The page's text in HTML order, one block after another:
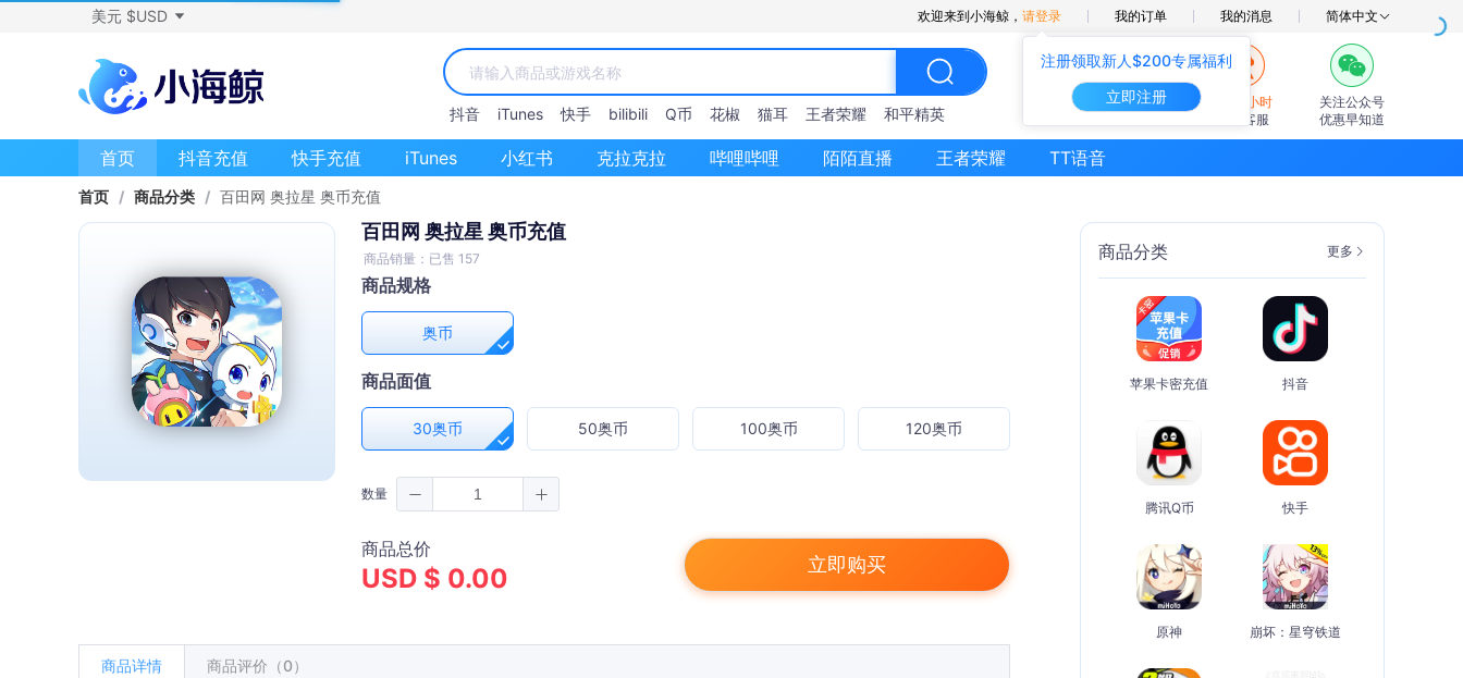
注册领取新人$200专属福利
立即注册
美元 $USD 欢迎来到小海鲸， 请登录 我的订单 我的消息 简体中文
抖音 iTunes 快手 bilibili Q币 花椒 猫耳 王者荣耀 和平精英
7×24小时
在线客服
关注公众号
优惠早知道
首页 抖音充值 快手充值 iTunes 小红书 克拉克拉 哔哩哔哩 陌陌直播 王者荣耀 TT语音
首页 / 商品分类 / 百田网 奥拉星 奥币充值
百田网 奥拉星 奥币充值
商品销量：已售 157
商品规格
奥币
商品面值
30奥币 50奥币 100奥币 120奥币
数量
商品总价
USD $ 0.00 立即购买
商品详情 商品评价（0）
商品分类 更多
苹果卡密充值 抖音
腾讯Q币 快手
原神 崩坏：星穹铁道